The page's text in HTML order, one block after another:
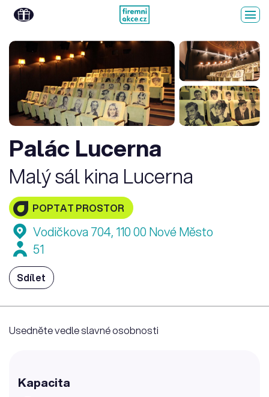
Palác Lucerna
Malý sál kina Lucerna
POPTAT PROSTOR
Vodičkova 704, 110 00 Nové Město
51
Sdílet
Usedněte vedle slavné osobnosti
Kapacita